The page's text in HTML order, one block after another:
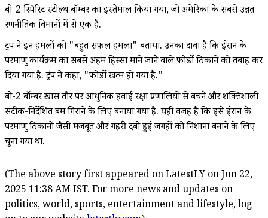
बी-2 स्पिरिट स्टील्थ बॉम्बर का इस्तेमाल किया गया, जो अमेरिका के सबसे उन्नत
रणनीतिक विमानों में से एक है.
ट्रंप ने इन हमलों को "बहुत सफल हमला" बताया. उनका दावा है कि ईरान के
परमाणु कार्यक्रम का सबसे अहम हिस्सा माने जाने वाले फोर्डो ठिकाने को तबाह कर
दिया गया है. ट्रंप ने कहा, "फोर्डो खत्म हो गया है."
बी-2 बॉम्बर खास तौर पर आधुनिक हवाई रक्षा प्रणालियों से बचने और शक्तिशाली
सटीक-निर्देशित बम गिराने के लिए बनाया गया है. यही वजह है कि इसे ईरान के
परमाणु ठिकानों जैसी मजबूत और गहरी दबी हुई जगहों को निशाना बनाने के लिए
चुना गया था.
(The above story first appeared on LatestLY on Jun 22,
2025 11:38 AM IST. For more news and updates on
politics, world, sports, entertainment and lifestyle, log